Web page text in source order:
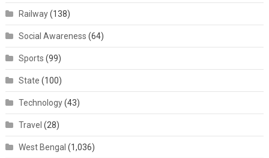
Railway(138)
Social Awareness (64)
Sports (99)
State (100)
Technology(43)
Travel (28)
West Bengal (1,036)